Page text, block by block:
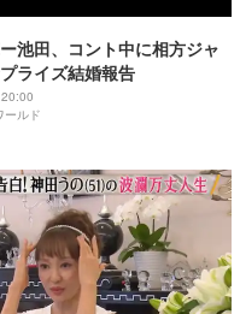
池田、コント中に相方ジャ
ライズ結婚報告
ールド